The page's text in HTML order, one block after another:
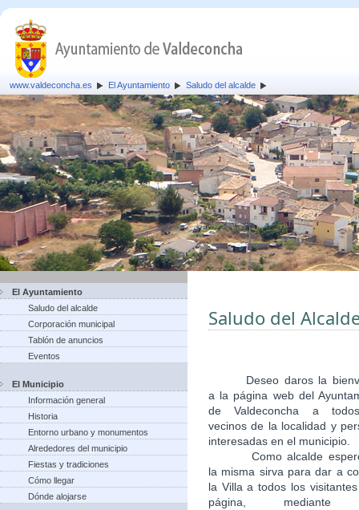
www.valdeconcha.es El Ayuntamiento Saludo del alcalde
El Ayuntamiento
Saludo del alcalde
Corporación municipal
Tablón de anuncios
Eventos
El Municipio
Información general
Historia
Entorno urbano y monumentos
Alrededores del municipio
Fiestas y tradiciones
Cómo llegar
Dónde alojarse
Saludo del
Deseo daros la
a la página web del
de Valdeconcha a
vecinos de la localidad y
interesadas en el municipio.
Como alcalde
la misma sirva para dar a
la Villa a todos los
página, mediante